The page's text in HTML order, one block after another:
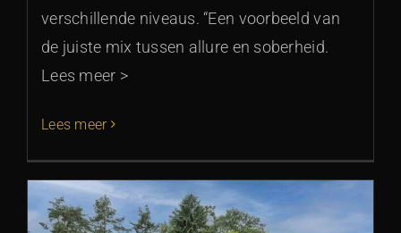
verschillende niveaus. “Een voorbeeld van
de juiste mix tussen allure en soberheid.
Lees meer >
Lees meer